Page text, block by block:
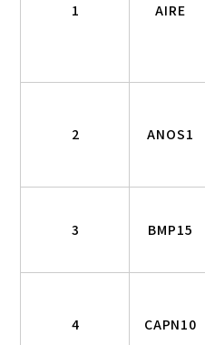
1 AIRE
2 ANOS1
3 BMP15
4 CAPN10